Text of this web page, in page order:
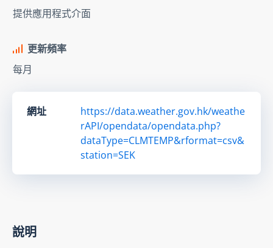
提供應用程式介面
更新頻率
每月
網址
https://data.weather.gov.hk/weathe
rAPI/opendata/opendata.php?
dataType=CLMTEMP&rformat=csv&
station=SEK
說明